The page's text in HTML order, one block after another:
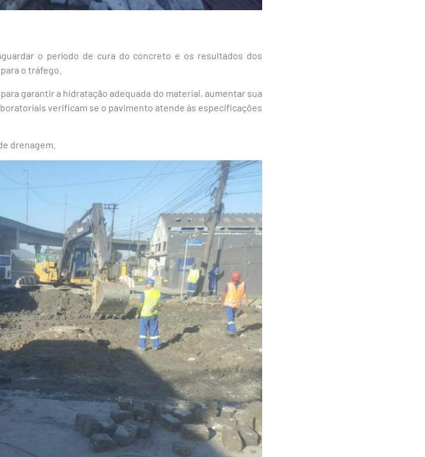
o período de cura do concreto e os resultados dos
o tráfego.
garantir a hidratação adequada do material, aumentar sua
verificam se o pavimento atende às especificações
drenagem.